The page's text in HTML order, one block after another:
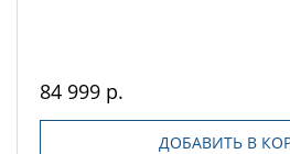
84 999 р.
ДОБАВИТЬ В